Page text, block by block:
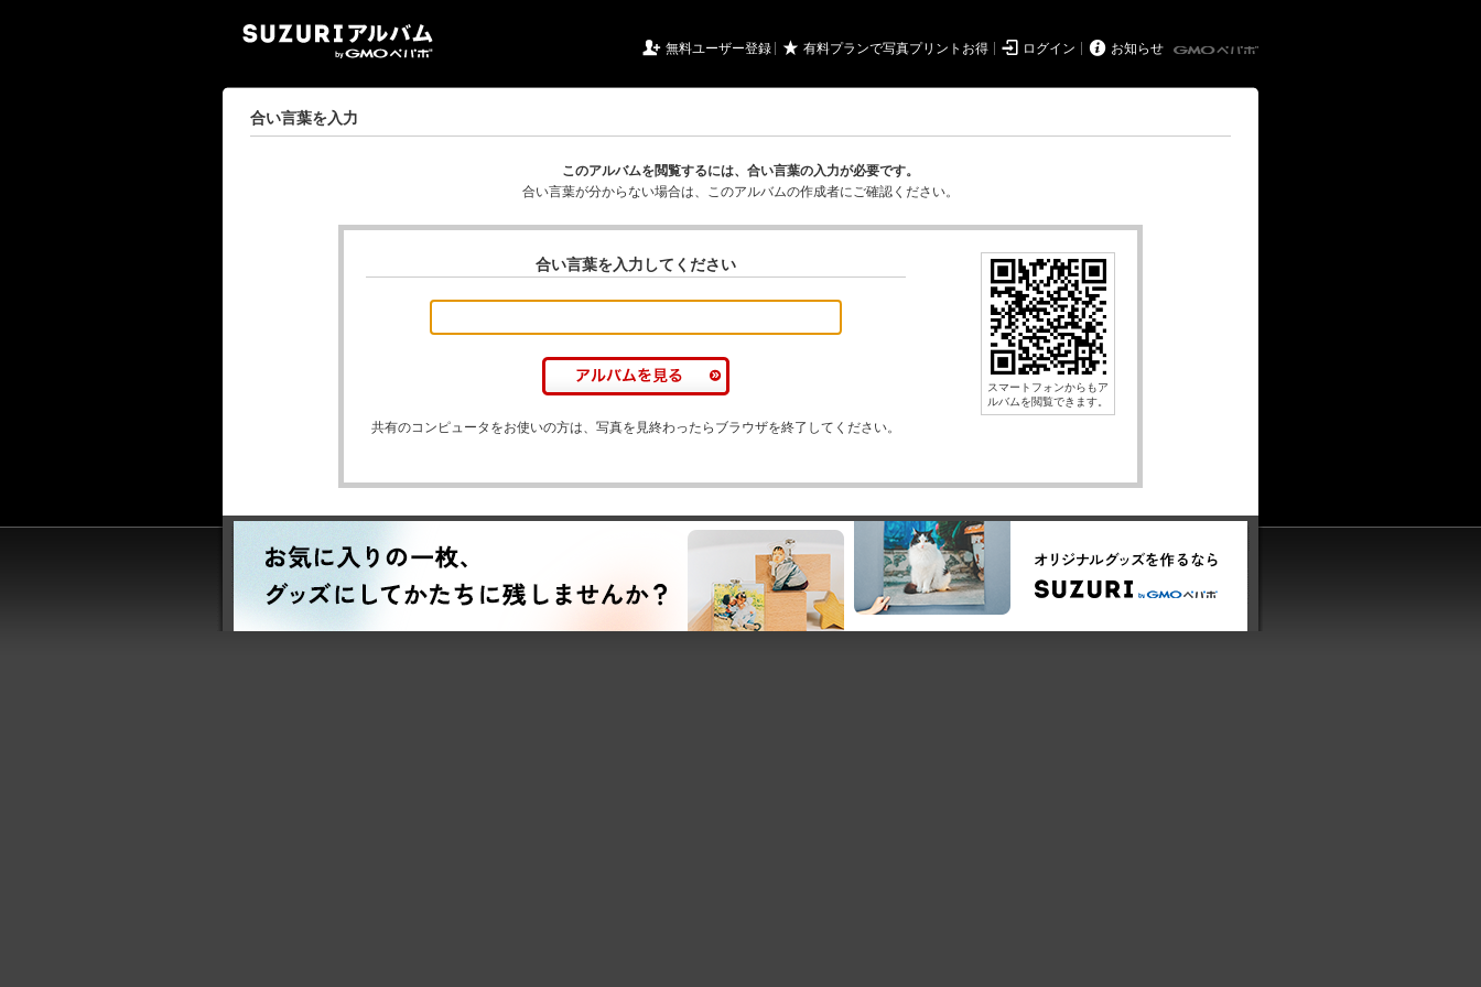
 無料ユーザー登録 ★ 有料プランで写真プリントお得  ログイン  お知らせ
合い言葉を入力
このアルバムを閲覧するには、合い言葉の入力が必要です。
合い言葉が分からない場合は、このアルバムの作成者にご確認ください。
合い言葉を入力してください
共有のコンピュータをお使いの方は、写真を見終わったらブラウザを終了してください。
スマートフォンからもア
ルバムを閲覧できます。